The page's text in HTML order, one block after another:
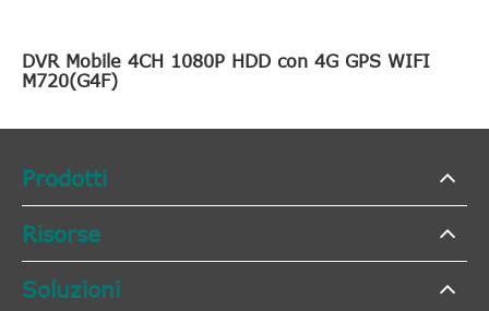
DVR Mobile 4CH 1080P HDD con 4G GPS WIFI
M720(G4F)
Prodotti
Risorse
Soluzioni